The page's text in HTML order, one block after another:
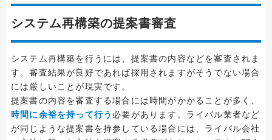
システム再構築の提案書審査
システム再構築を行うには、提案書の内容などを審査されま
す。審査結果が良好であれば採用されますがそうでない場合
には厳しいことが現実です。
提案書の内容を審査する場合には時間がかかることが多く、
時間に余裕を持って行う 必要があります。ライバル業者など
が同じような提案書を持参している場合には、ライバル会社